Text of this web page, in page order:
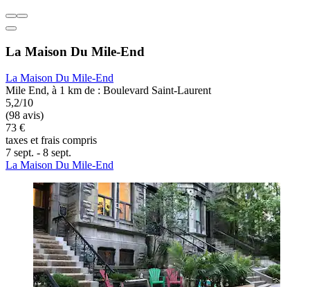
La Maison Du Mile-End
La Maison Du Mile-End
Mile End, à 1 km de : Boulevard Saint-Laurent
5,2/10
(98 avis)
73 €
taxes et frais compris
7 sept. - 8 sept.
La Maison Du Mile-End